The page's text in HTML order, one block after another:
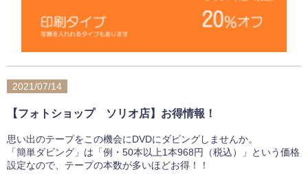
2021/07/14
【フォトショップ ソリオ店】お得情報！
思い出のテープをこの機会にDVDにダビングしませんか。
「簡単ダビング」は「例・50本以上1本968円（税込）」という価格
設定なので、テープの本数が多いほどお得！！